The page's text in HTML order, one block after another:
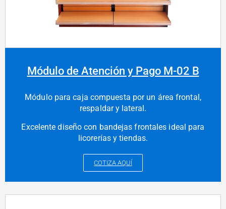
Módulo de Atención y Pago M-02 B
Módulo para caja compuesta por un área frontal,
respaldar y lateral.
Excelente diseño con bandejas frontales ideal para
licorerías y tiendas.
COTIZA AQUÍ